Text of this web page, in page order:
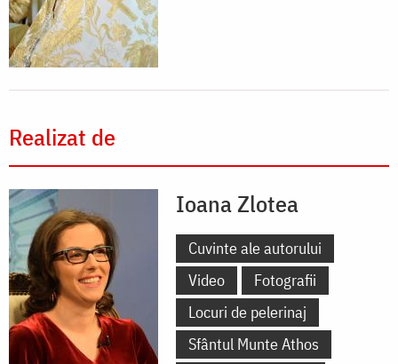
Realizat de
Ioana Zlotea
Cuvinte ale autorului
Video
Fotografii
Locuri de pelerinaj
Sfântul Munte Athos